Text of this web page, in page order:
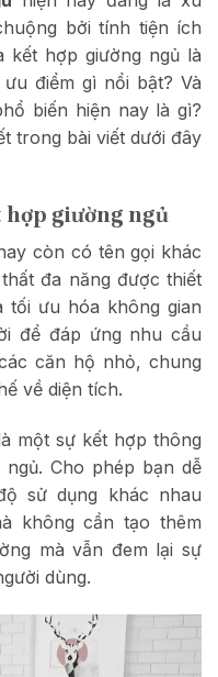
bởi tính tiện ích
kết hợp giường ngủ là
điểm gì nổi bật? Và
biến hiện nay là gì?
trong bài viết dưới đây
hợp giường ngủ
còn có tên gọi khác
đa năng được thiết
tối ưu hóa không gian
để đáp ứng nhu cầu
căn hộ nhỏ, chung
về diện tích.
một sự kết hợp thông
Cho phép bạn dễ
sử dụng khác nhau
không cần tạo thêm
mà vẫn đem lại sự
dùng.